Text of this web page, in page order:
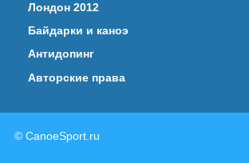
Лондон 2012
Байдарки и каноэ
Антидопинг
Авторские права
© CanoeSport.ru